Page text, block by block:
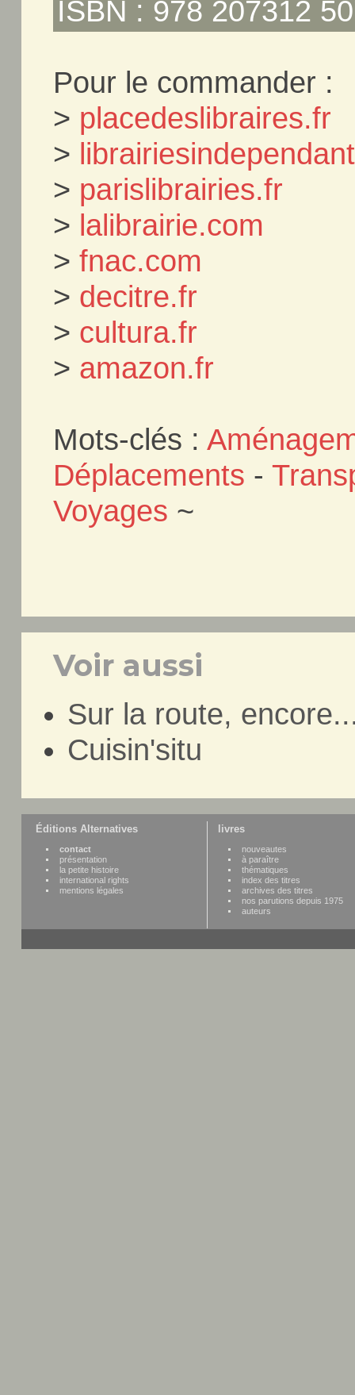
ISBN : 978 207312
Pour le commander :
> placedeslibraires.fr
>
> parislibrairies.fr
> lalibrairie.com
>fnac.com
> decitre.fr
> cultura.fr
> amazon.fr
Mots-clés :
Déplacements -
Voyages ~
Voir aussi
Sur la route,
Cuisin'situ
Éditions Alternatives
contact
présentation
la petite histoire
international rights
mentions légales
livres
nouveautes
à paraître
thématiques
index des titres
archives des titres
nos parutions depuis 1975
auteurs